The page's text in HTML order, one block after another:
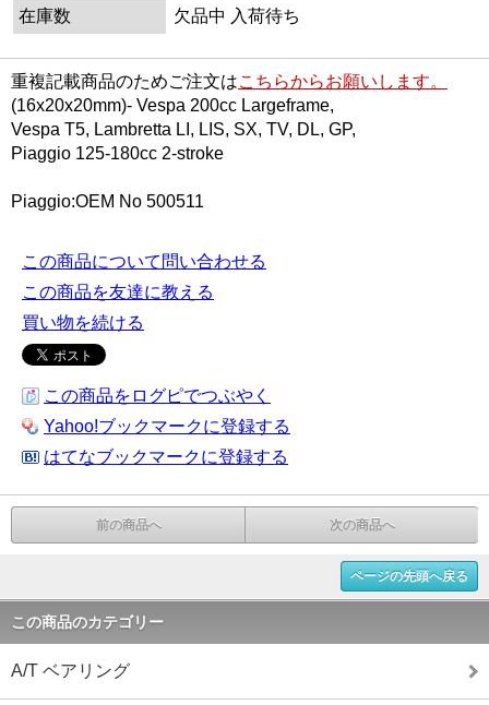
在庫数
欠品中 入荷待ち
重複記載商品のためご注文はこちらからお願いします。
(16x20x20mm)- Vespa 200cc Largeframe,
Vespa T5, Lambretta LI, LIS, SX, TV, DL, GP,
Piaggio 125-180cc 2-stroke
Piaggio:OEM No 500511
この商品について問い合わせる
この商品を友達に教える
買い物を続ける
この商品をログピでつぶやく
Yahoo!ブックマークに登録する
はてなブックマークに登録する
前の商品へ 次の商品へ
ページの先頭へ戻る
この商品のカテゴリー
A/T ベアリング